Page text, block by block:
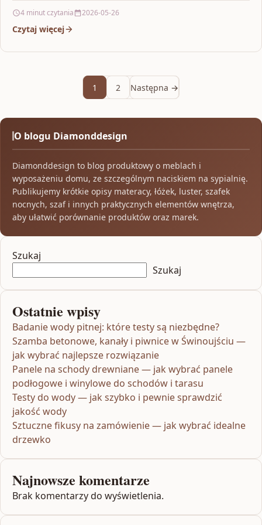
4 minut czytania 2026-05-26
Czytaj więcej
1 2 Następna →
O blogu Diamonddesign
Diamonddesign to blog produktowy o meblach i
wyposażeniu domu, ze szczególnym naciskiem na sypialnię.
Publikujemy krótkie opisy materacy, łóżek, luster, szafek
nocnych, szaf i innych praktycznych elementów wnętrza,
aby ułatwić porównanie produktów oraz marek.
Szukaj
Szukaj
Ostatnie wpisy
Badanie wody pitnej: które testy są niezbędne?
Szamba betonowe, kanały i piwnice w Świnoujściu —
jak wybrać najlepsze rozwiązanie
Panele na schody drewniane — jak wybrać panele
podłogowe i winylowe do schodów i tarasu
Testy do wody — jak szybko i pewnie sprawdzić
jakość wody
Sztuczne fikusy na zamówienie — jak wybrać idealne
drzewko
Najnowsze komentarze
Brak komentarzy do wyświetlenia.